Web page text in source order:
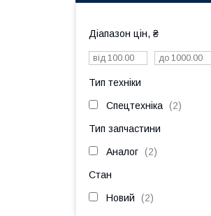
Діапазон цін, ₴
Тип техніки
Спецтехніка 2
Тип запчастини
Аналог 2
Стан
Новий 2